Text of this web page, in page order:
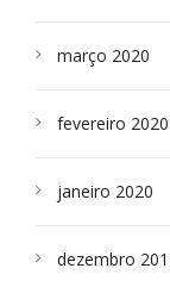
março 2020
fevereiro 2020
janeiro 2020
dezembro